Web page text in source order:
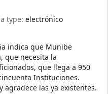
type:electrónico
indica que Munibe
que necesita la
que llega a 950
Instituciones.
agradece las ya existentes.